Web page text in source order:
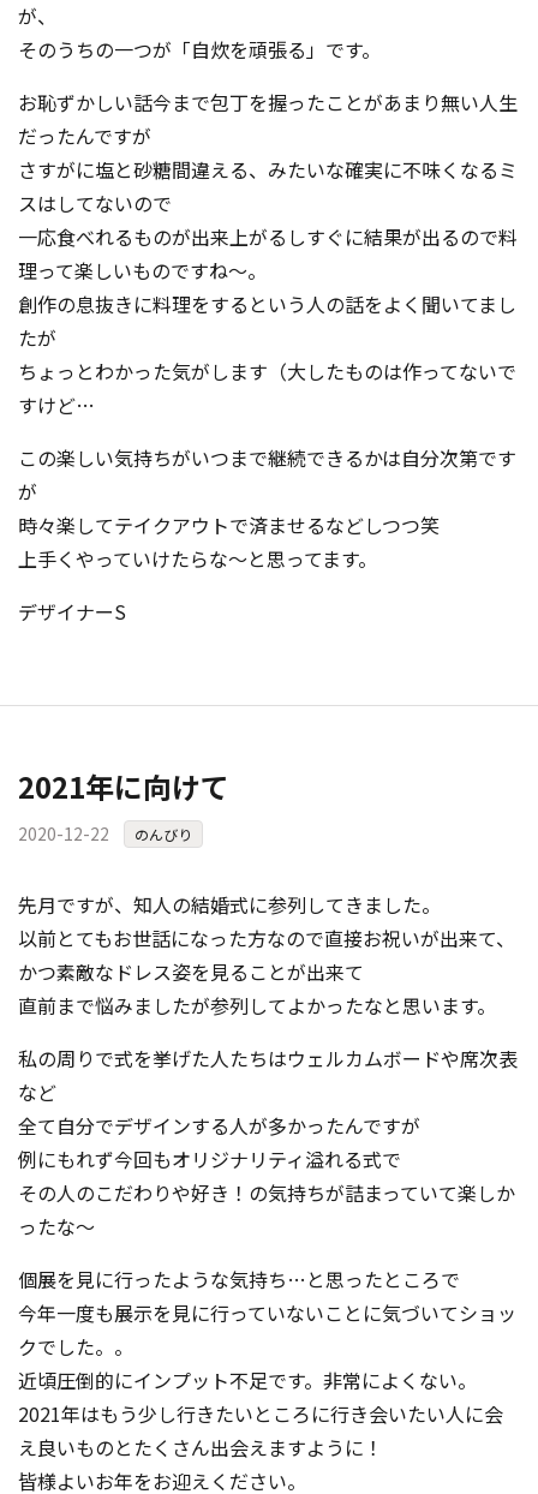
が、
そのうちの一つが「自炊を頑張る」です。
お恥ずかしい話今まで包丁を握ったことがあまり無い人生
だったんですが
さすがに塩と砂糖間違える、みたいな確実に不味くなるミ
スはしてないので
一応食べれるものが出来上がるしすぐに結果が出るので料
理って楽しいものですね～。
創作の息抜きに料理をするという人の話をよく聞いてまし
たが
ちょっとわかった気がします（大したものは作ってないで
すけど…
この楽しい気持ちがいつまで継続できるかは自分次第です
が
時々楽してテイクアウトで済ませるなどしつつ笑
上手くやっていけたらな～と思ってます。
デザイナーS
2021年に向けて
2020-12-22 のんびり
先月ですが、知人の結婚式に参列してきました。
以前とてもお世話になった方なので直接お祝いが出来て、
かつ素敵なドレス姿を見ることが出来て
直前まで悩みましたが参列してよかったなと思います。
私の周りで式を挙げた人たちはウェルカムボードや席次表
など
全て自分でデザインする人が多かったんですが
例にもれず今回もオリジナリティ溢れる式で
その人のこだわりや好き！の気持ちが詰まっていて楽しか
ったな～
個展を見に行ったような気持ち…と思ったところで
今年一度も展示を見に行っていないことに気づいてショッ
クでした。。
近頃圧倒的にインプット不足です。非常によくない。
2021年はもう少し行きたいところに行き会いたい人に会
え良いものとたくさん出会えますように！
皆様よいお年をお迎えください。